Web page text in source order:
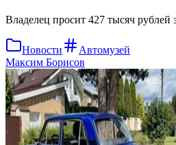
Владелец просит 427 тысяч рублей
Новости
Автомузей
Максим Борисов